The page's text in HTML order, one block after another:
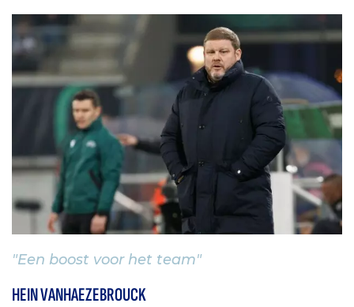
"Een boost voor het team"
HEIN VANHAEZEBROUCK